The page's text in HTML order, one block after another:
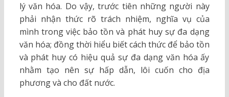
lý văn hóa. Do vậy, trước tiên những người này
phải nhận thức rõ trách nhiệm, nghĩa vụ của
mình trong việc bảo tồn và phát huy sự đa dạng
văn hóa; đồng thời hiểu biết cách thức để bảo tồn
và phát huy có hiệu quả sự đa dạng văn hóa ấy
nhằm tạo nên sự hấp dẫn, lôi cuốn cho địa
phương và cho đất nước.